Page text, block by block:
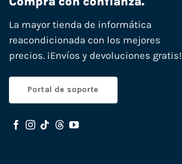
La mayor tienda de informática
reacondicionada con los mejores
precios. ¡Envíos y devoluciones gratis!
Portal de soporte